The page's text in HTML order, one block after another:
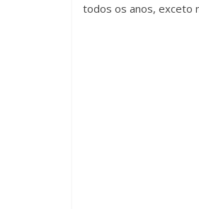
todos os anos, exceto